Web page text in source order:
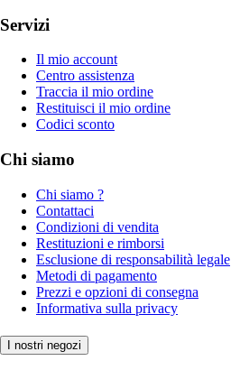
Servizi
Il mio account
Centro assistenza
Traccia il mio ordine
Restituisci il mio ordine
Codici sconto
Chi siamo
Chi siamo ?
Contattaci
Condizioni di vendita
Restituzioni e rimborsi
Esclusione di responsabilità legale
Metodi di pagamento
Prezzi e opzioni di consegna
Informativa sulla privacy
I nostri negozi